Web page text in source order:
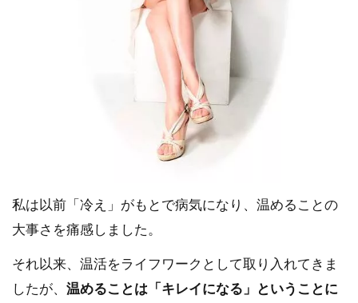
私は以前「冷え」がもとで病気になり、温めることの
大事さを痛感しました。
それ以来、温活をライフワークとして取り入れてきま
したが、 温めることは「キレイになる」ということに